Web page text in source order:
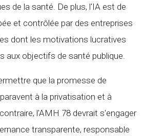
de la santé. De plus, l'IA est de
et contrôlée par des entreprises
dont les motivations lucratives
aux objectifs de santé publique.
que la promesse de
à la privatisation et à
l'AMH 78 devrait s'engager
transparente, responsable